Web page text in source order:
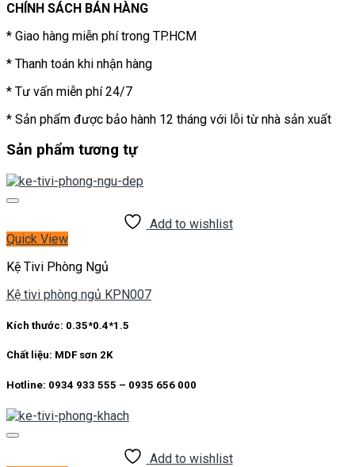
CHÍNH SÁCH BÁN HÀNG
* Giao hàng miễn phí trong TP.HCM
* Thanh toán khi nhận hàng
* Tư vấn miễn phí 24/7
* Sản phẩm được bảo hành 12 tháng với lỗi từ nhà sản xuất
Sản phẩm tương tự
Add to wishlist
Quick View
Kệ Tivi Phòng Ngủ
Kệ tivi phòng ngủ KPN007
Kích thước: 0.35*0.4*1.5
Chất liệu: MDF sơn 2K
Hotline: 0934 933 555 – 0935 656 000
Add to wishlist